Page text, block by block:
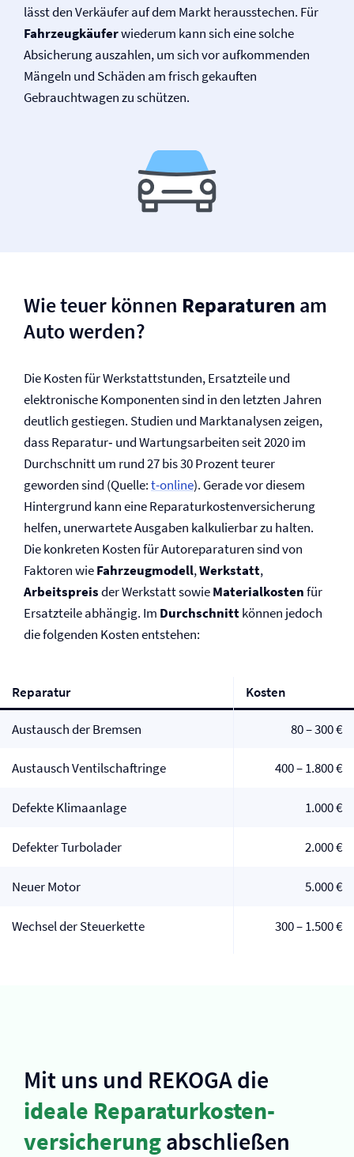
lässt den Verkäufer auf dem Markt herausstechen. Für
Fahrzeugkäuferwiederum kann sich eine solche
Absicherung auszahlen, um sich vor aufkommenden
Mängeln und Schäden am frisch gekauften
Gebrauchtwagen zu schützen.
Wie teuer können Reparaturen am
Auto werden?
Die Kosten für Werkstattstunden, Ersatzteile und
elektronische Komponenten sind in den letzten Jahren
deutlich gestiegen. Studien und Marktanalysen zeigen,
dass Reparatur‑ und Wartungsarbeiten seit 2020 im
Durchschnitt um rund 27 bis 30 Prozent teurer
geworden sind (Quelle:t-online). Gerade vor diesem
Hintergrund kann eine Reparaturkosten­versicherung
helfen, unerwartete Ausgaben kalkulierbar zu halten.
Die konkreten Kosten für Autoreparaturen sind von
Faktoren wieFahrzeugmodell,Werkstatt,
Arbeitspreisder Werkstatt sowieMaterialkostenfür
Ersatzteile abhängig. Im Durchschnittkönnen jedoch
die folgenden Kosten entstehen:
Reparatur Kosten
Austausch der Bremsen 80 – 300 €
Austausch Ventilschaftringe 400 – 1.800 €
Defekte Klimaanlage 1.000 €
Defekter Turbolader 2.000 €
Neuer Motor 5.000 €
Wechsel der Steuerkette 300 – 1.500 €
Mit uns und REKOGA die
ideale Reparaturkosten­
versicherungabschließen